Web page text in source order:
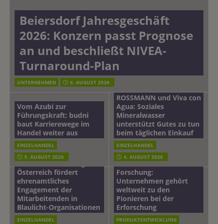
Beiersdorf Jahresgeschäft
2026: Konzern passt Prognose
an und beschließt NIVEA-
Turnaround-Plan
UNTERNEHMEN 6. AUGUST 2026
Vom Azubi zur
Führungskraft: budni
baut Karrierewege im
Handel weiter aus
EINZELHANDEL
5. AUGUST 2026
ROSSMANN und Viva con
Agua: Soziales
Mineralwasser
unterstützt Gutes zu tun
beim täglichen Einkauf
EINZELHANDEL
4. AUGUST 2026
mehr vom leben tag: dm
Österreich fördert
ehrenamtliches
Engagement der
Mitarbeitenden in
Blaulicht-Organisationen
EINZELHANDEL
Beiersdorf
Hautmikrobiom-
Forschung:
Unternehmen gehört
weltweit zu den
Pionieren bei der
Erforschung
PRODUKTENTWICKLUNG